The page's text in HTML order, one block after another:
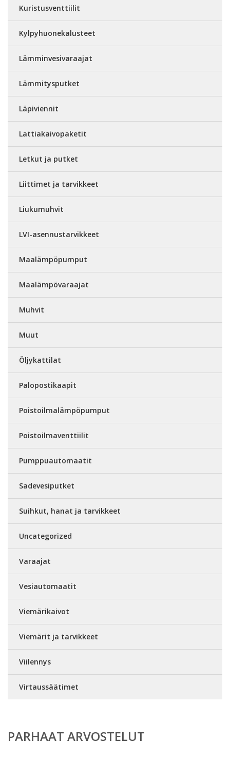
Kuristusventtiilit
Kylpyhuonekalusteet
Lämminvesivaraajat
Lämmitysputket
Läpiviennit
Lattiakaivopaketit
Letkut ja putket
Liittimet ja tarvikkeet
Liukumuhvit
LVI-asennustarvikkeet
Maalämpöpumput
Maalämpövaraajat
Muhvit
Muut
Öljykattilat
Palopostikaapit
Poistoilmalämpöpumput
Poistoilmaventtiilit
Pumppuautomaatit
Sadevesiputket
Suihkut, hanat ja tarvikkeet
Uncategorized
Varaajat
Vesiautomaatit
Viemärikaivot
Viemärit ja tarvikkeet
Viilennys
Virtaussäätimet
PARHAAT ARVOSTELUT